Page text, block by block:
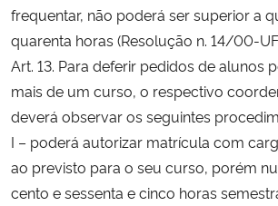
frequentar, não poderá ser superior a
quarenta horas (Resolução n. 14/00-
Art. 13. Para deferir pedidos de alunos
mais de um curso, o respectivo
deverá observar os seguintes
I – poderá autorizar matrícula com
ao previsto para o seu curso, porém
cento e sessenta e cinco horas